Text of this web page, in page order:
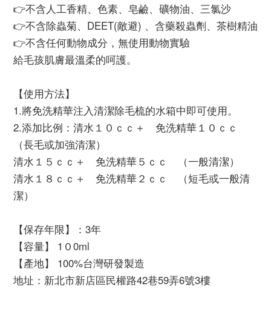
👉不含人工香精、色素、皂鹼、礦物油、三氯沙
👉不含除蟲菊、DEET(敵避) 、含藥殺蟲劑、茶樹精油
👉不含任何動物成分，無使用動物實驗
給毛孩肌膚最溫柔的呵護。
【使用方法】
1.將免洗精華注入清潔除毛梳的水箱中即可使用。
2.添加比例：清水１０ｃｃ＋ 免洗精華１０ｃｃ
（長毛或加強清潔）
清水１５ｃｃ＋ 免洗精華５ｃｃ （一般清潔）
清水１８ｃｃ＋ 免洗精華２ｃｃ （短毛或一般清
潔）
【保存年限】：3年
【容量】 1０0ml
【產地】 100%台灣研發製造
地址：新北市新店區民權路42巷59弄6號3樓